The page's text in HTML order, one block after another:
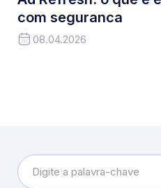
com seguranca
08.04.2026